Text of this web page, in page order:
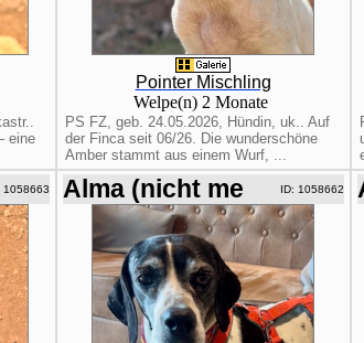
eine
Pointer Mischling
Welpe(n) 2 Monate
PS FZ, geb. 24.05.2026, Hündin, uk.. Auf
der Finca seit 06/26. Die wunderschöne
Amber stammt aus einem Wurf, ...
1058663 Alma (nicht me ID: 1058662